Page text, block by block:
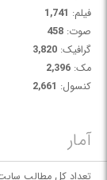
فیلم: 1,741
صوت: 458
گرافیک: 3,820
مک: 2,396
کنسول: 2,661
آمار
تعداد کل مطالب